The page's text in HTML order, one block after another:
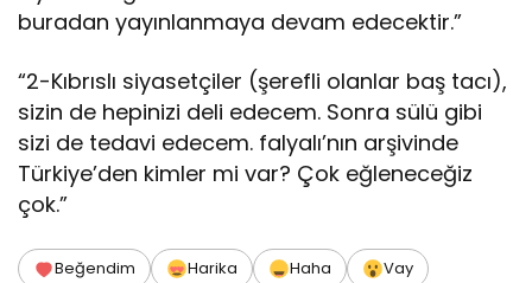
buradan yayınlanmaya devam edecektir.”
“2-Kıbrıslı siyasetçiler (şerefli olanlar baş tacı),
sizin de hepinizi deli edecem. Sonra sülü gibi
sizi de tedavi edecem. falyalı’nın arşivinde
Türkiye’den kimler mi var? Çok eğleneceğiz
çok.”
Beğendim Harika Haha
Vay